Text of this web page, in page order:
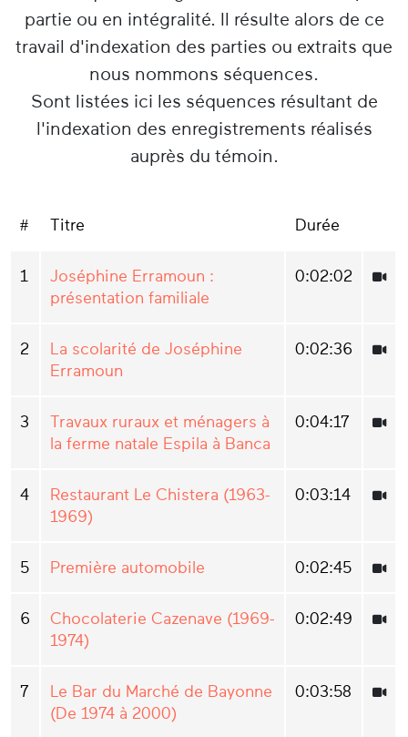
partie ou en intégralité. Il résulte alors de ce
travail d'indexation des parties ou extraits que
nous nommons séquences.
Sont listées ici les séquences résultant de
l'indexation des enregistrements réalisés
auprès du témoin.
# Titre Durée
1
Joséphine Erramoun :
présentation familiale
0:02:02
2
La scolarité de Joséphine
Erramoun
0:02:36
3
Travaux ruraux et ménagers à
la ferme natale Espila à Banca
0:04:17
4
Restaurant Le Chistera (1963-
1969)
0:03:14
5 Première automobile 0:02:45
6
Chocolaterie Cazenave (1969-
1974)
0:02:49
7
Le Bar du Marché de Bayonne
(De 1974 à 2000)
0:03:58